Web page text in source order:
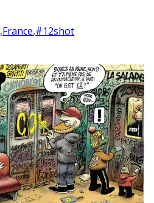
,France,#12shot